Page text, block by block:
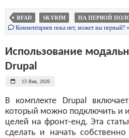
RFAD SKYRIM НА ПЕРВОЙ
Комментариев пока нет, может вы первый? »
Использование
Drupal
13 Янв, 2026
В комплекте Drupal
который можно подключить и
целей на фронт-енд. Эта
сделать и начать